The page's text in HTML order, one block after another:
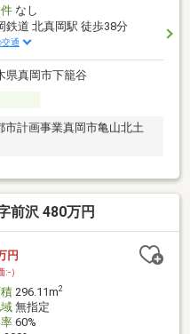
なし
鉄道 北真岡駅 徒歩38分
通
県真岡市下籠谷
計画事業真岡市亀山北土
前沢 480万円
円
:-）
296.11m2
無指定
60%